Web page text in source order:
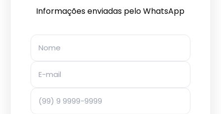
Informações enviadas pelo WhatsApp